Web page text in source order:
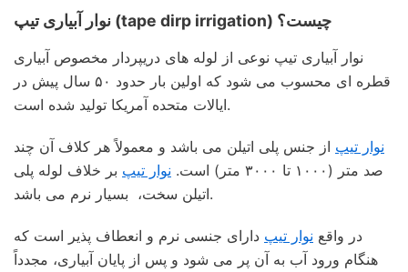
نوار آبیاری تیپ (tape dirp irrigation) چیست؟
نوار آبیاری تیپ نوعی از لوله های دریپردار مخصوص آبیاری
قطره ای محسوب می شود که اولین بار حدود ۵۰ سال پیش در
ایالات متحده آمریکا تولید شده است.
نوار تیپ از جنس پلی اتیلن می باشد و معمولاً هر کلاف آن چند
صد متر (۱۰۰۰ تا ۳۰۰۰ متر) است.
نوار تیپ بر خلاف لوله پلی
اتیلن سخت، بسیار نرم می باشد.
در واقع نوار تیپ دارای جنسی نرم و انعطاف پذیر است که
هنگام ورود آب به آن پر می شود و پس از پایان آبیاری، مجدداً